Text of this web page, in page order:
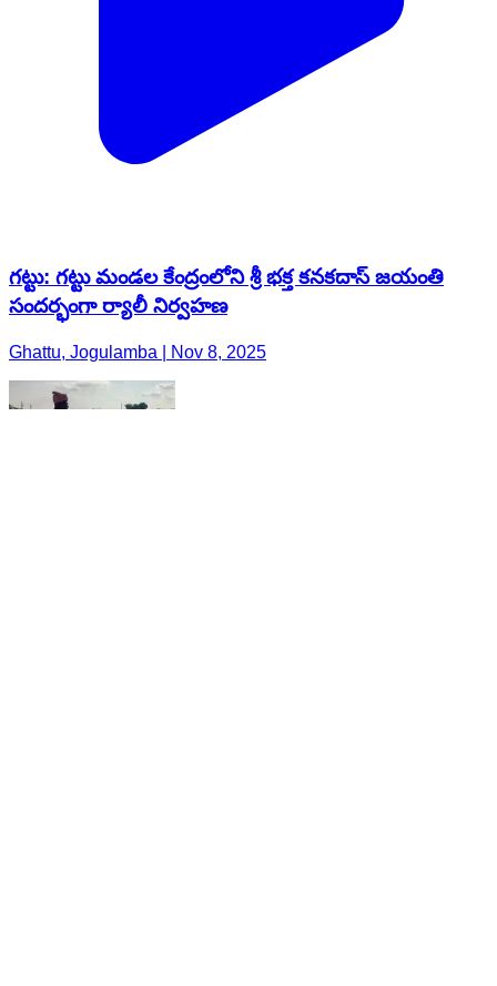
గట్టు: గట్టు మండల కేంద్రంలోని శ్రీ భక్త కనకదాస్ జయంతి
సందర్భంగా ర్యాలీ నిర్వహణ
Ghattu, Jogulamba | Nov 8, 2025